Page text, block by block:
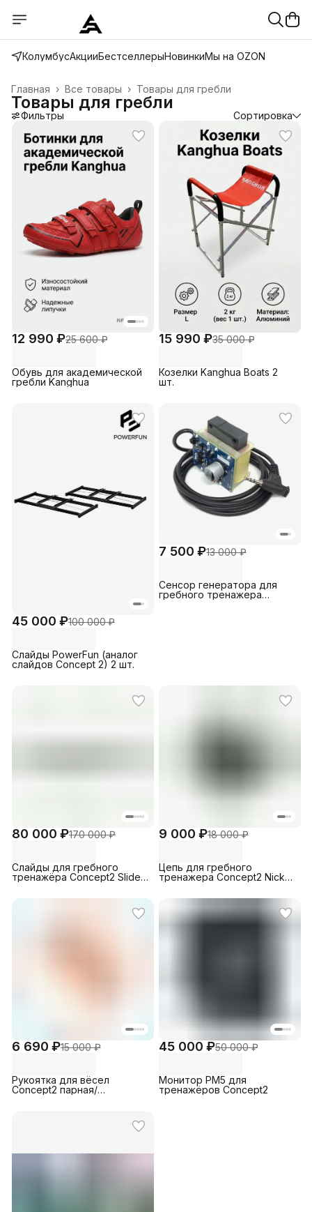
КолумбусАкцииБестселлерыНовинкиМы на OZON
Товары для гребли
Все товары ›
Главная ›
Товары для гребли
Фильтры Сортировка
12 990 ₽25 600 ₽
Обувь для академической
гребли Kanghua
15 990 ₽35 000 ₽
Козелки Kanghua Boats 2
шт.
45 000 ₽100 000 ₽
Слайды PowerFun (аналог
слайдов Concept 2) 2 шт.
7 500 ₽13 000 ₽
Сенсор генератора для
гребного тренажера
80 000 ₽170 000 ₽
Слайды для гребного
тренажёра Concept2 Slides
9 000 ₽18 000 ₽
Цепь для гребного
тренажера Concept2 Nickel
6 690 ₽15 000 ₽
Рукоятка для вёсел
Concept2 парная/
45 000 ₽50 000 ₽
Монитор PM5 для
тренажёров Concept2